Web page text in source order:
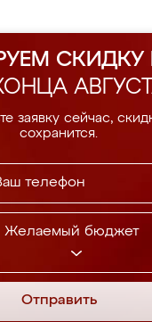
СКИДКУ
заявку сейчас,
сохранится.
Желаемый бюджет
Отправить